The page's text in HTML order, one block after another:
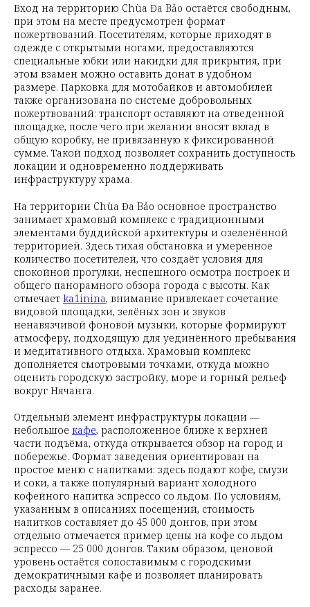
Вход на территорию Chùa Đa Bảo остаётся свободным,
при этом на месте предусмотрен формат
пожертвований. Посетителям, которые приходят в
одежде с открытыми ногами, предоставляются
специальные юбки или накидки для прикрытия, при
этом взамен можно оставить донат в удобном
размере. Парковка для мотобайков и автомобилей
также организована по системе добровольных
пожертвований: транспорт оставляют на отведенной
площадке, после чего при желании вносят вклад в
общую коробку, не привязанную к фиксированной
сумме. Такой подход позволяет сохранить доступность
локации и одновременно поддерживать
инфраструктуру храма.
На территории Chùa Đa Bảo основное пространство
занимает храмовый комплекс с традиционными
элементами буддийской архитектуры и озеленённой
территорией. Здесь тихая обстановка и умеренное
количество посетителей, что создаёт условия для
спокойной прогулки, неспешного осмотра построек и
общего панорамного обзора города с высоты. Как
отмечает ka1inina, внимание привлекает сочетание
видовой площадки, зелёных зон и звуков
ненавязчивой фоновой музыки, которые формируют
атмосферу, подходящую для уединённого пребывания
и медитативного отдыха. Храмовый комплекс
дополняется смотровыми точками, откуда можно
оценить городскую застройку, море и горный рельеф
вокруг Нячанга.
Отдельный элемент инфраструктуры локации —
небольшое кафе, расположенное ближе к верхней
части подъёма, откуда открывается обзор на город и
побережье. Формат заведения ориентирован на
простое меню с напитками: здесь подают кофе, смузи
и соки, а также популярный вариант холодного
кофейного напитка эспрессо со льдом. По условиям,
указанным в описаниях посещений, стоимость
напитков составляет до 45 000 донгов, при этом
отдельно отмечается пример цены на кофе со льдом
эспрессо — 25 000 донгов. Таким образом, ценовой
уровень остаётся сопоставимым с городскими
демократичными кафе и позволяет планировать
расходы заранее.